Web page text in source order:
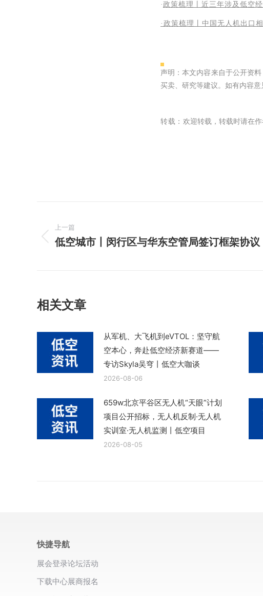
·政策梳理丨近三年涉及低空
· 政策梳理丨中国无人机出口
声明：本文内容来自于公开资
买卖、研究等建议。如有内容意
转载： 欢迎转载，转载时请在
章
上一篇
上
章：
低空城市丨闵行区与华东空管局签订框架协议
相关文章
从军机、大飞机到eVTOL：坚守航
空本心，奔赴低空经济新赛道——
专访Skyla吴穹丨低空大咖谈
2026-08-06
659w北京平谷区无人机“天眼”计划
项目公开招标，无人机反制·无人机
实训室·无人机监测丨低空项目
2026-08-05
快捷导航
展会登录论坛活动
下载中心展商报名